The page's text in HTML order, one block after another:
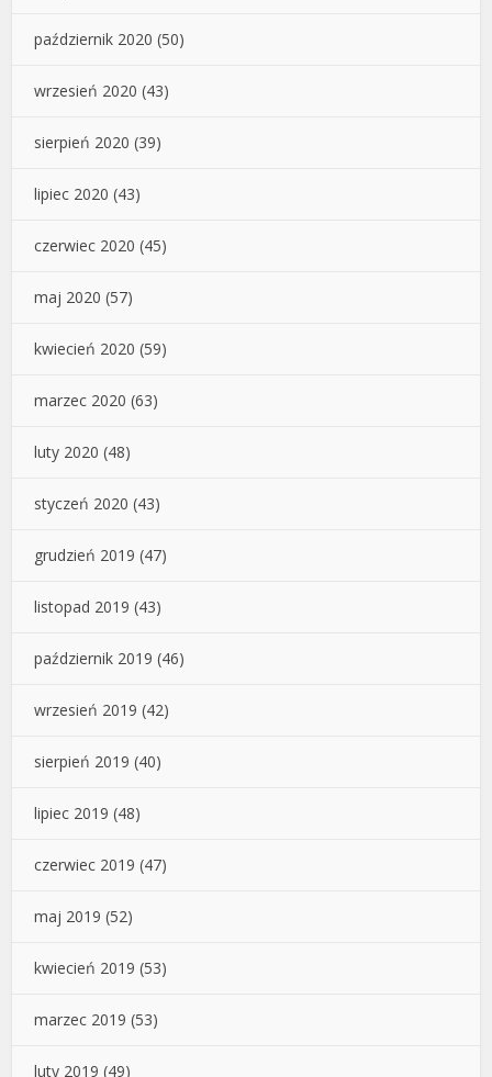
październik 2020 (50)
wrzesień 2020 (43)
sierpień 2020 (39)
lipiec 2020 (43)
czerwiec 2020 (45)
maj 2020 (57)
kwiecień 2020 (59)
marzec 2020 (63)
luty 2020 (48)
styczeń 2020 (43)
grudzień 2019 (47)
listopad 2019 (43)
październik 2019 (46)
wrzesień 2019 (42)
sierpień 2019 (40)
lipiec 2019 (48)
czerwiec 2019 (47)
maj 2019 (52)
kwiecień 2019 (53)
marzec 2019 (53)
luty 2019 (49)